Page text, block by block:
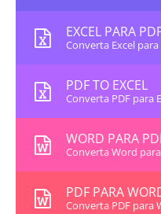
EXCEL PARA
Converta Excel para
PDF TO EXCEL
Converta PDF para
WORD PARA
Converta Word
PDF PARA
Converta PDF para